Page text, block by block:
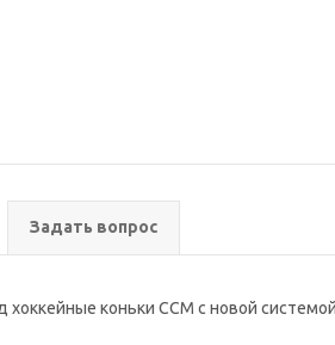
Задать вопрос
хоккейные коньки ССМ с новой